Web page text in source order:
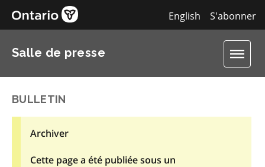
S'abonner
English
Salle de presse
BULLETIN
Archiver
Cette page a été publiée sous un